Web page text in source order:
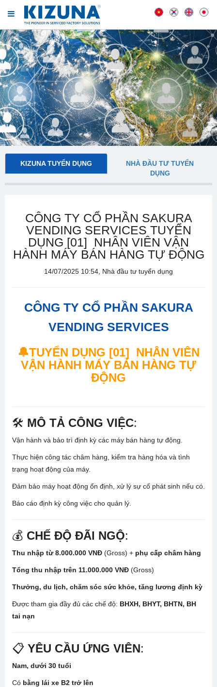
KIZUNA TUYỂN DỤNG
NHÀ ĐẦU TƯ TUYỂN
DỤNG
CÔNG TY CỔ PHẦN SAKURA
VENDING SERVICES TUYỂN
DỤNG [01] NHÂN VIÊN VẬN
HÀNH MÁY BÁN HÀNG TỰ ĐỘNG
14/07/2025 10:54, Nhà đầu tư tuyển dụng
CÔNG TY CỔ PHẦN SAKURA
VENDING SERVICES
🔔TUYỂN DỤNG [01] NHÂN VIÊN
VẬN HÀNH MÁY BÁN HÀNG TỰ
ĐỘNG
🛠 MÔ TẢ CÔNG VIỆC:
Vận hành và bảo trì định kỳ các máy bán hàng tự động.
Thực hiện công tác châm hàng, kiểm tra hàng hóa và tình
trạng hoạt động của máy.
Đảm bảo máy hoạt động ổn định, xử lý sự cố phát sinh nếu có.
Báo cáo định kỳ công việc cho quản lý.
💰 CHẾ ĐỘ ĐÃI NGỘ:
Thu nhập từ 8.000.000 VNĐ (Gross) + phụ cấp châm hàng
Tổng thu nhập trên 11.000.000 VNĐ (Gross)
Thưởng, du lịch, chăm sóc sức khỏe, tăng lương định kỳ
Được tham gia đầy đủ các chế độ: BHXH, BHYT, BHTN, BH
tai nạn
📋 YÊU CẦU ỨNG VIÊN:
Nam, dưới 30 tuổi
Có bằng lái xe B2 trở lên